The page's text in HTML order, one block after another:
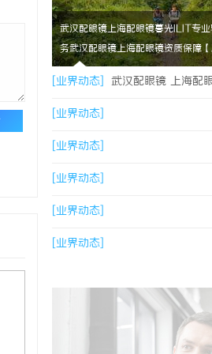
武汉配眼镜上海配眼镜暮光ILIT专
务武汉配眼镜上海配眼镜资质保障【
[业界动态] 武汉配眼镜 上海配
[业界动态]
[业界动态]
[业界动态]
[业界动态]
[业界动态]